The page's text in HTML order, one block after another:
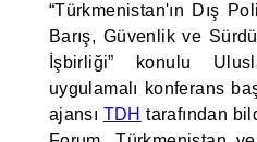
“Türkmenistan'ın Dış
Barış, Güvenlik ve
İşbirliği” konulu
uygulamalı konferans
ajansı TDH tarafından